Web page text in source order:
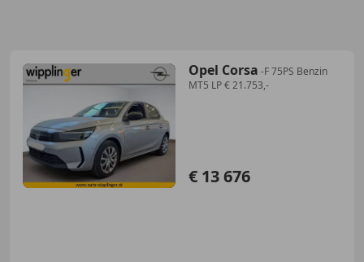
Opel Corsa -F 75PS Benzin
MT5 LP € 21.753,-
€ 13 676